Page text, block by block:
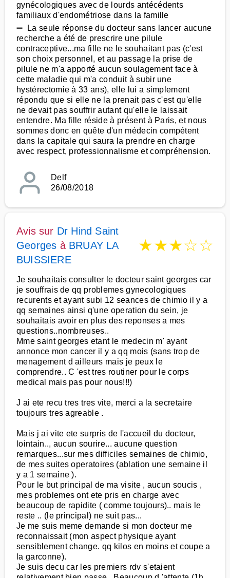
gynécologiques avec de lourds antécédents
familiaux d'endométriose dans la famille
➖ La seule réponse du docteur sans lancer aucune
recherche a été de prescrire une pilule
contraceptive...ma fille ne le souhaitant pas (c'est
son choix personnel, et au passage la prise de
pilule ne m'a apporté aucun soulagement face à
cette maladie qui m'a conduit à subir une
hystérectomie à 33 ans), elle lui a simplement
répondu que si elle ne la prenait pas c'est qu'elle
ne devait pas souffrir autant qu'elle le laissait
entendre. Ma fille réside à présent à Paris, et nous
sommes donc en quête d'un médecin compétent
dans la capitale qui saura la prendre en charge
avec respect, professionnalisme et compréhension.
Delf
26/08/2018
Avis sur Dr Hind Saint
Georges à BRUAY LA
BUISSIERE
★★★☆☆
Je souhaitais consulter le docteur saint georges car
je souffrais de qq problemes gynecologiques
recurents et ayant subi 12 seances de chimio il y a
qq semaines ainsi q'une operation du sein, je
souhaitais avoir en plus des reponses a mes
questions..nombreuses..
Mme saint georges etant le medecin m' ayant
annonce mon cancer il y a qq mois (sans trop de
menagement d ailleurs mais je peux le
comprendre.. C 'est tres routiner pour le corps
medical mais pas pour nous!!!)
J ai ete recu tres tres vite, merci a la secretaire
toujours tres agreable .
Mais j ai vite ete surpris de l'accueil du docteur,
lointain.., aucun sourire... aucune question
remarques...sur mes difficiles semaines de chimio,
de mes suites operatoires (ablation une semaine il
y a 1 semaine ).
Pour le but principal de ma visite , aucun soucis ,
mes problemes ont ete pris en charge avec
beaucoup de rapidite ( comme toujours).. mais le
reste .. (le principal) ne suit pas...
Je me suis meme demande si mon docteur me
reconnaissait (mon aspect physique ayant
sensiblement change. qq kilos en moins et coupe a
la garconne).
Je suis decu car les premiers rdv s'etaient